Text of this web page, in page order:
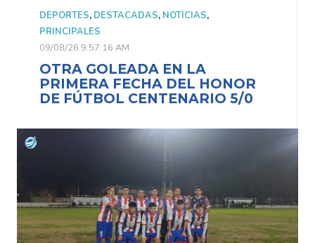
DEPORTES,DESTACADAS
09/08/26 9:57:16 AM
OTRA GOLEADA EN LA
PRIMERA FECHA DEL
DE FÚTBOL CENTENARIO 5/